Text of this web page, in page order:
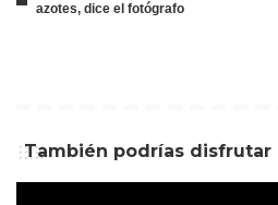
azotes, dice el fotógrafo
También podrías disfrutar